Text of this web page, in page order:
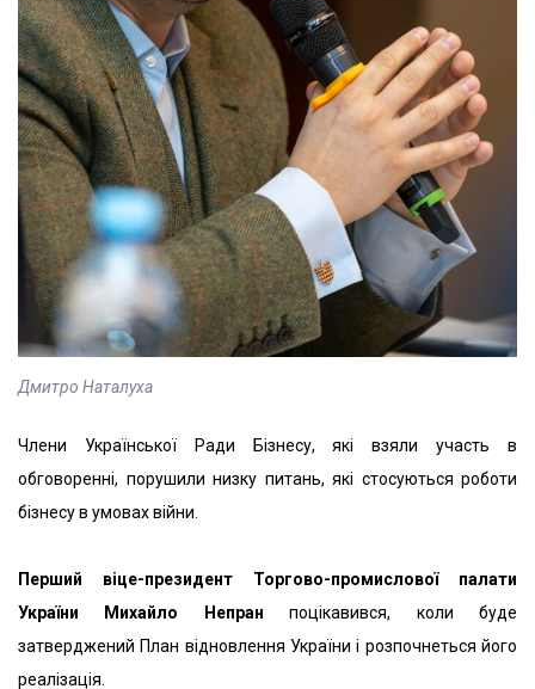
Дмитро Наталуха
Члени Української Ради Бізнесу, які взяли участь в
обговоренні, порушили низку питань, які стосуються роботи
бізнесу в умовах війни.
Перший віце-президент Торгово-промислової палати
України Михайло Непран поцікавився, коли буде
затверджений План відновлення України і розпочнеться його
реалізація.